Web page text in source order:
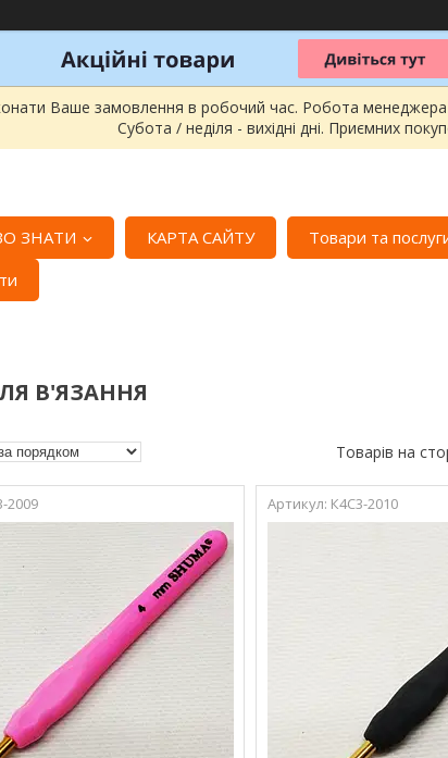
Ваше замовлення в робочий час. Робота менеджера
Субота / неділя - вихідні дні. Приємних
ЗНАТИ КАРТА САЙТУ Товари та
В'ЯЗАННЯ
2009 К4С3-2010